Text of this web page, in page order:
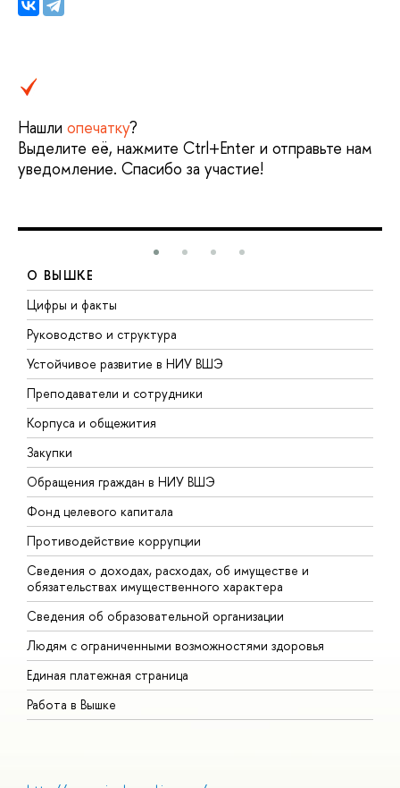
Нашли опечатку?
Выделите её, нажмите Ctrl+Enter и отправьте нам
уведомление. Спасибо за участие!
О ВЫШКЕ
Цифры и факты
Руководство и структура
Устойчивое развитие в НИУ ВШЭ
Преподаватели и сотрудники
Корпуса и общежития
Закупки
Обращения граждан в НИУ ВШЭ
Фонд целевого капитала
Противодействие коррупции
Сведения о доходах, расходах, об имуществе и
обязательствах имущественного характера
Сведения об образовательной организации
Людям с ограниченными возможностями здоровья
Единая платежная страница
Работа в Вышке